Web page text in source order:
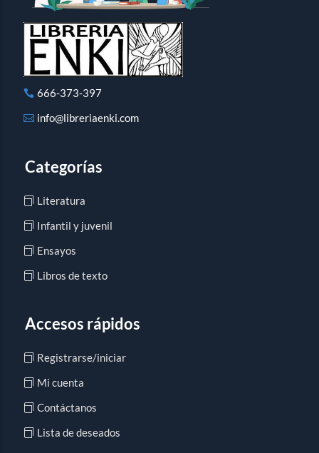
666-373-397
info@libreriaenki.com
Categorías
Literatura
Infantil y juvenil
Ensayos
Libros de texto
Accesos rápidos
Registrarse/iniciar
Mi cuenta
Contáctanos
Lista de deseados